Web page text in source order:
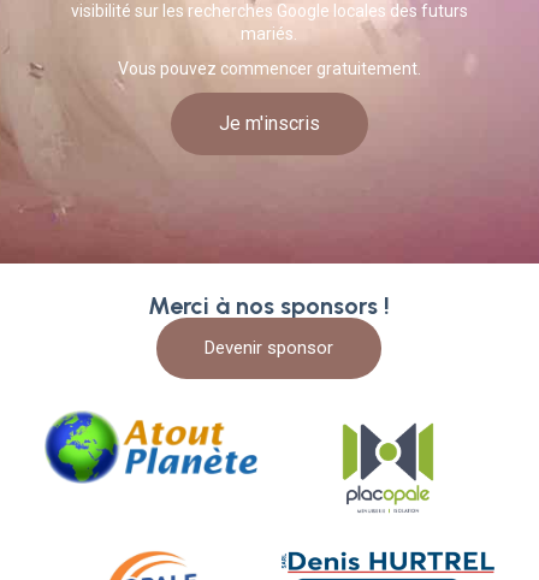
visibilité sur les recherches Google locales des futurs
mariés.
Vous pouvez commencer gratuitement.
Je m'inscris
Merci à nos sponsors !
Devenir sponsor